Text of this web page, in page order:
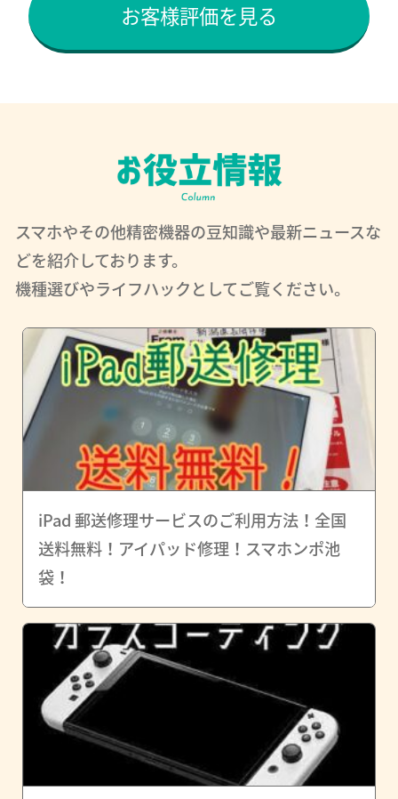
お客様評価を見る
スマホやその他精密機器の豆知識や最新ニュースな
どを紹介しております。
機種選びやライフハックとしてご覧ください。
iPad 郵送修理サービスのご利用方法！全国
送料無料！アイパッド修理！スマホンポ池
袋！